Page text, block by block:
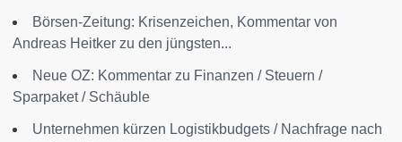
Börsen-Zeitung: Krisenzeichen, Kommentar von
Andreas Heitker zu den jüngsten...
Neue OZ: Kommentar zu Finanzen / Steuern /
Sparpaket / Schäuble
Unternehmen kürzen Logistikbudgets / Nachfrage nach